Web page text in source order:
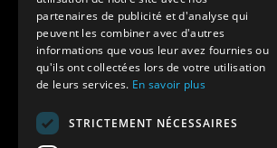
Vacances Adaptées Adulte Supernova
partenaires de publicité et d'analyse qui
peuvent les combiner avec d'autres
informations que vous leur avez fournies ou
qu'ils ont collectées lors de votre utilisation
de leurs services. En savoir plus
STRICTEMENT NÉCESSAIRES